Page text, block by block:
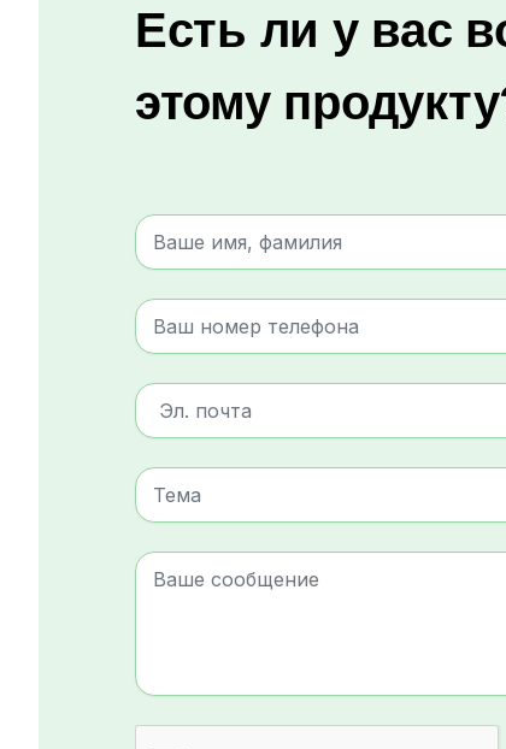
Есть ли у вас
этому